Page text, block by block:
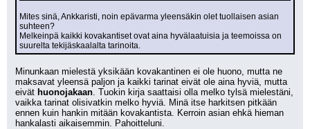
Mites sinä, Ankkaristi, noin epävarma yleensäkin olet tuollaisen asian
suhteen?
Melkeinpä kaikki kovakantiset ovat aina hyvälaatuisia ja teemoissa on
suurelta tekijäskaalalta tarinoita.
Minunkaan mielestä yksikään kovakantinen ei ole huono, mutta ne
maksavat yleensä paljon ja kaikki tarinat eivät ole aina hyviä, mutta
eivät huonojakaan. Tuokin kirja saattaisi olla melko tylsä mielestäni,
vaikka tarinat olisivatkin melko hyviä. Minä itse harkitsen pitkään
ennen kuin hankin mitään kovakantista. Kerroin asian ehkä hieman
hankalasti aikaisemmin. Pahoitteluni.